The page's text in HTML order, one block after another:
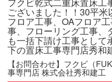
ございました！！30平
フロア工事、OAフロア
事、フローリング工事、
も一括下請け工事とし
下の置床工事専門店秀和
【お問合わせ】フクビ（
事専門店 株式会社秀和建工